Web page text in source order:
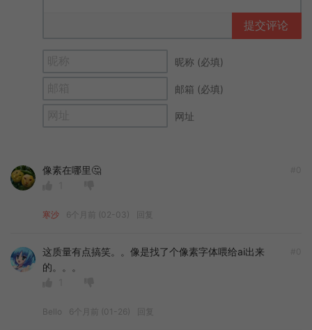
提交评论
昵称 (必填)
邮箱 (必填)
网址
像素在哪里🤔
寒沙 6个月前 (02-03) 回复
这质量有点搞笑。。像是找了个像素字体喂给ai出来
的。。。
Bello 6个月前 (01-26) 回复